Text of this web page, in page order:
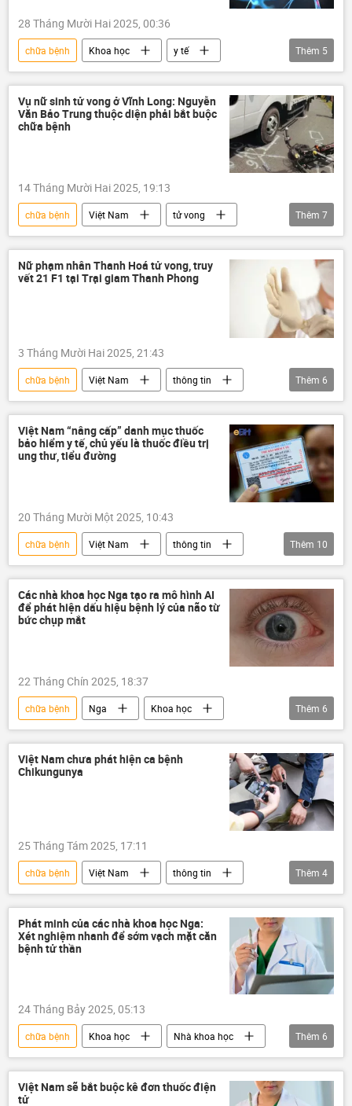
28 Tháng Mười Hai 2025, 00:36
chữa bệnh Khoa học
y tế
Thế giới
bệnh Alzheimer
Nhà khoa học
não bệnh
Thêm 5
Vụ nữ sinh tử vong ở Vĩnh Long: Nguyễn
Văn Bảo Trung thuộc diện phải bắt buộc
chữa bệnh
14 Tháng Mười Hai 2025, 19:13
chữa bệnh Việt Nam
tử vong
Vĩnh Long
thông tin
Bộ Công an Việt Nam
công an
khởi tố
nữ sinh Pháp luật
Thêm 7
Nữ phạm nhân Thanh Hoá tử vong, truy
vết 21 F1 tại Trại giam Thanh Phong
3 Tháng Mười Hai 2025, 21:43
chữa bệnh Việt Nam
thông tin
Xã hội
tử vong
y tế
bệnh viện
bệnh nhân bệnh
Thêm 6
Việt Nam “nâng cấp” danh mục thuốc
bảo hiểm y tế, chủ yếu là thuốc điều trị
ung thư, tiểu đường
20 Tháng Mười Một 2025, 10:43
chữa bệnh Việt Nam
thông tin
Bộ Y Tế Việt Nam
y tế
thuốc
thuốc chống ung thư
tiêm thuốc
Dược
dược phẩm
bệnh
Thêm 10
Các nhà khoa học Nga tạo ra mô hình AI
để phát hiện dấu hiệu bệnh lý của não từ
bức chụp mắt
22 Tháng Chín 2025, 18:37
chữa bệnh Nga
Khoa học
Nhà khoa học
AI
bác sĩ
y tế
trí tuệ nhân tạo
Thêm 6
Việt Nam chưa phát hiện ca bệnh
Chikungunya
25 Tháng Tám 2025, 17:11
chữa bệnh Việt Nam
thông tin
Bộ Y Tế Việt Nam
bệnh
Sức khoẻ
WHO
Thêm 4
Phát minh của các nhà khoa học Nga:
Xét nghiệm nhanh để sớm vạch mặt căn
bệnh tử thần
24 Tháng Bảy 2025, 05:13
chữa bệnh Khoa học
Nhà khoa học
Nga
bệnh bệnh viện
y tế
Samara
WHO
Thêm 6
Việt Nam sẽ bắt buộc kê đơn thuốc điện
tử